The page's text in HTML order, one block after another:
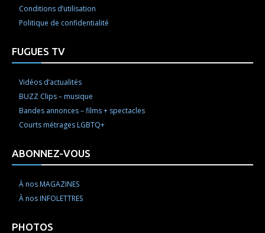
Conditions d’utilisation
Politique de confidentialité
FUGUES TV
Vidéos d’actualités
BUZZ Clips – musique
Bandes annonces – films + spectacles
Courts métrages LGBTQ+
ABONNEZ-VOUS
À nos MAGAZINES
À nos INFOLETTRES
PHOTOS